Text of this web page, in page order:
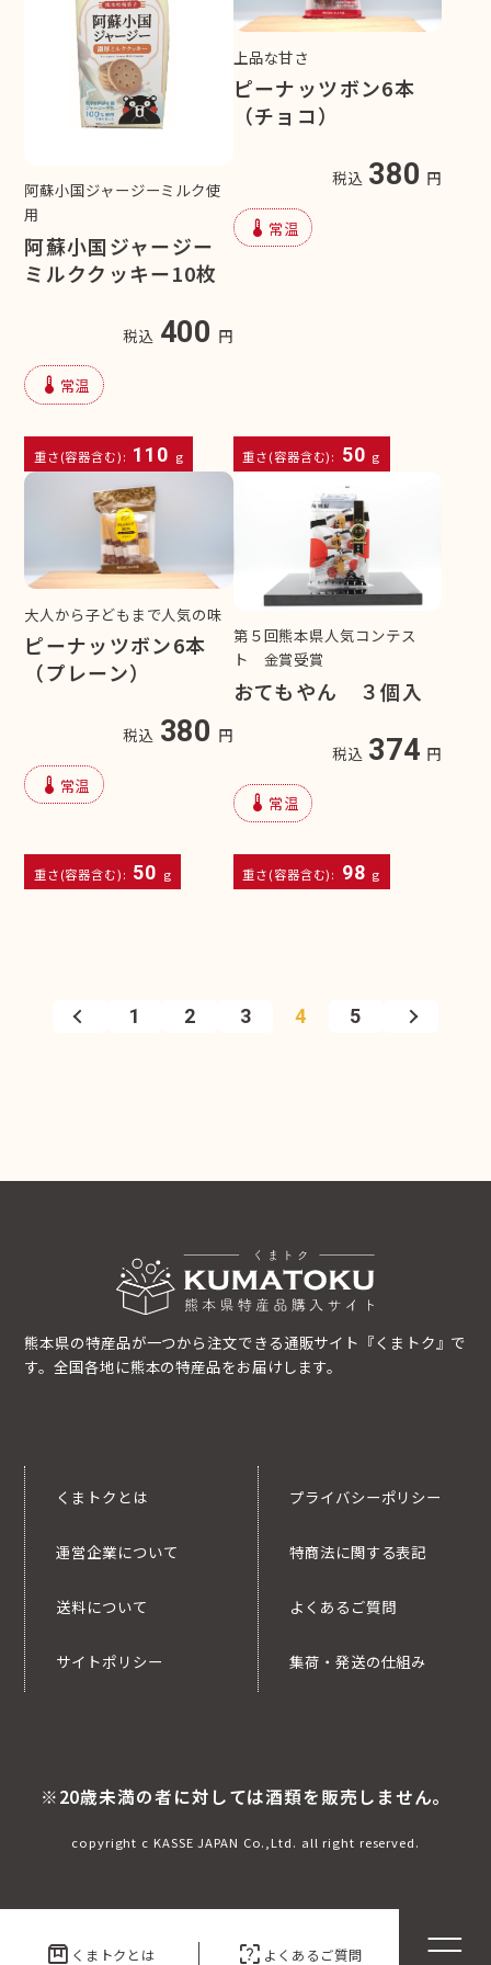
box くまトクとは indeterminate_question_box よくあるご質問
阿蘇小国ジャージーミルク使
用
阿蘇小国ジャージー
ミルククッキー10枚
税込 400 円
device_thermostat 常温
重さ(容器含む): 110 g
上品な甘さ
ピーナッツボン6本
（チョコ）
税込 380 円
device_thermostat 常温
重さ(容器含む): 50 g
大人から子どもまで人気の味
ピーナッツボン6本
（プレーン）
税込 380 円
device_thermostat 常温
重さ(容器含む): 50 g
第５回熊本県人気コンテス
ト 金賞受賞
おてもやん ３個入
税込 374 円
device_thermostat 常温
重さ(容器含む): 98 g
1 2 3 4 5
熊本県の特産品が一つから注文できる通販サイト『くまトク』で
す。全国各地に熊本の特産品をお届けします。
くまトクとは
運営企業について
送料について
サイトポリシー
プライバシーポリシー
特商法に関する表記
よくあるご質問
集荷・発送の仕組み
※20歳未満の者に対しては酒類を販売しません。
copyright c KASSE JAPAN Co.,Ltd. all right reserved.